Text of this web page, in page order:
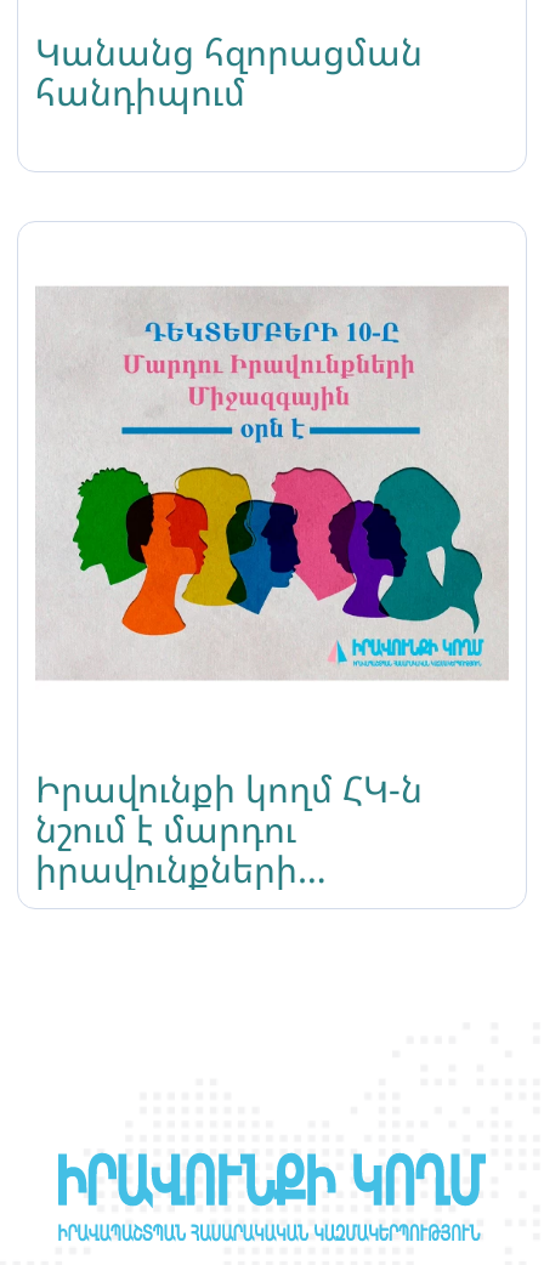
Կանանց հզորացման
հանդիպում
Իրավունքի կողմ ՀԿ-ն
նշում է մարդու
իրավունքների
միջազգային օրը